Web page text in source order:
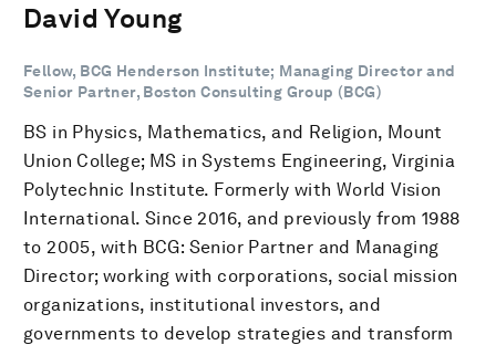
David Young
Fellow, BCG Henderson Institute; Managing Director and
Senior Partner, Boston Consulting Group (BCG)
BS in Physics, Mathematics, and Religion, Mount
Union College; MS in Systems Engineering, Virginia
Polytechnic Institute. Formerly with World Vision
International. Since 2016, and previously from 1988
to 2005, with BCG: Senior Partner and Managing
Director; working with corporations, social mission
organizations, institutional investors, and
governments to develop strategies and transform